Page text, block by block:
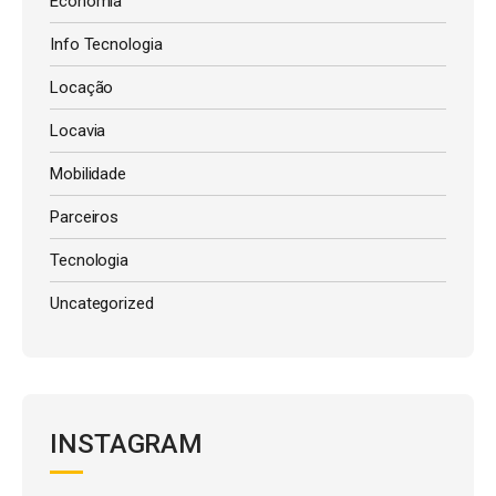
Info Tecnologia
Locação
Locavia
Mobilidade
Parceiros
Tecnologia
Uncategorized
INSTAGRAM